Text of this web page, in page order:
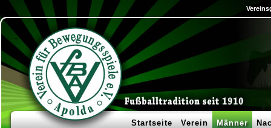
Startseite Verein Männer